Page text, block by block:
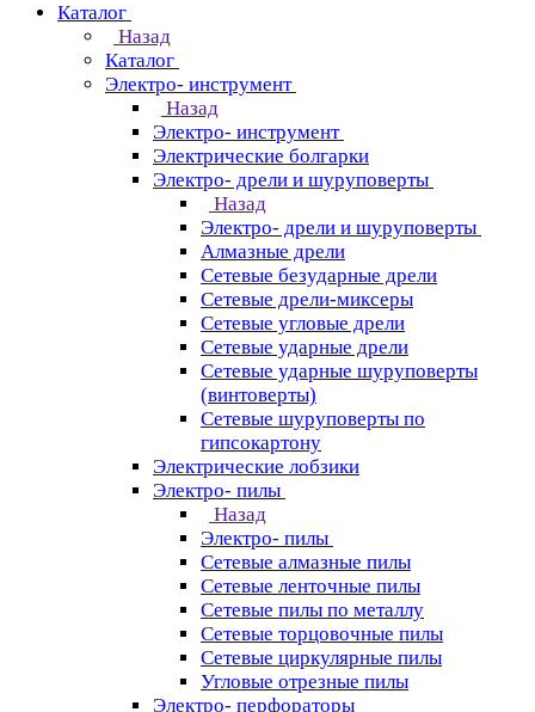
Каталог
Назад
Каталог
Электро- инструмент
Назад
Электро- инструмент
Электрические болгарки
Электро- дрели и шуруповерты
Назад
Электро- дрели и шуруповерты
Алмазные дрели
Сетевые безударные дрели
Сетевые дрели-миксеры
Сетевые угловые дрели
Сетевые ударные дрели
Сетевые ударные шуруповерты
(винтоверты)
Сетевые шуруповерты по
гипсокартону
Электрические лобзики
Электро- пилы
Назад
Электро- пилы
Сетевые алмазные пилы
Сетевые ленточные пилы
Сетевые пилы по металлу
Сетевые торцовочные пилы
Сетевые циркулярные пилы
Угловые отрезные пилы
Электро- перфораторы